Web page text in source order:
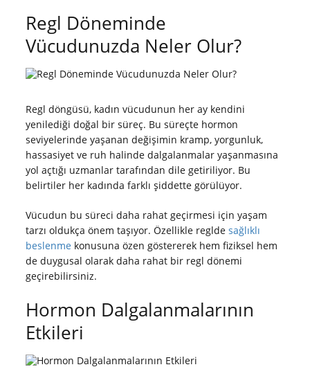
Regl Döneminde
Vücudunuzda Neler Olur?
Regl döngüsü, kadın vücudunun her ay kendini
yenilediği doğal bir süreç. Bu süreçte hormon
seviyelerinde yaşanan değişimin kramp, yorgunluk,
hassasiyet ve ruh halinde dalgalanmalar yaşanmasına
yol açtığı uzmanlar tarafından dile getiriliyor. Bu
belirtiler her kadında farklı şiddette görülüyor.
Vücudun bu süreci daha rahat geçirmesi için yaşam
tarzı oldukça önem taşıyor. Özellikle regldesağlıklı
beslenme konusuna özen göstererek hem fiziksel hem
de duygusal olarak daha rahat bir regl dönemi
geçirebilirsiniz.
Hormon Dalgalanmalarının
Etkileri